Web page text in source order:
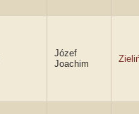
Józef
Joachim